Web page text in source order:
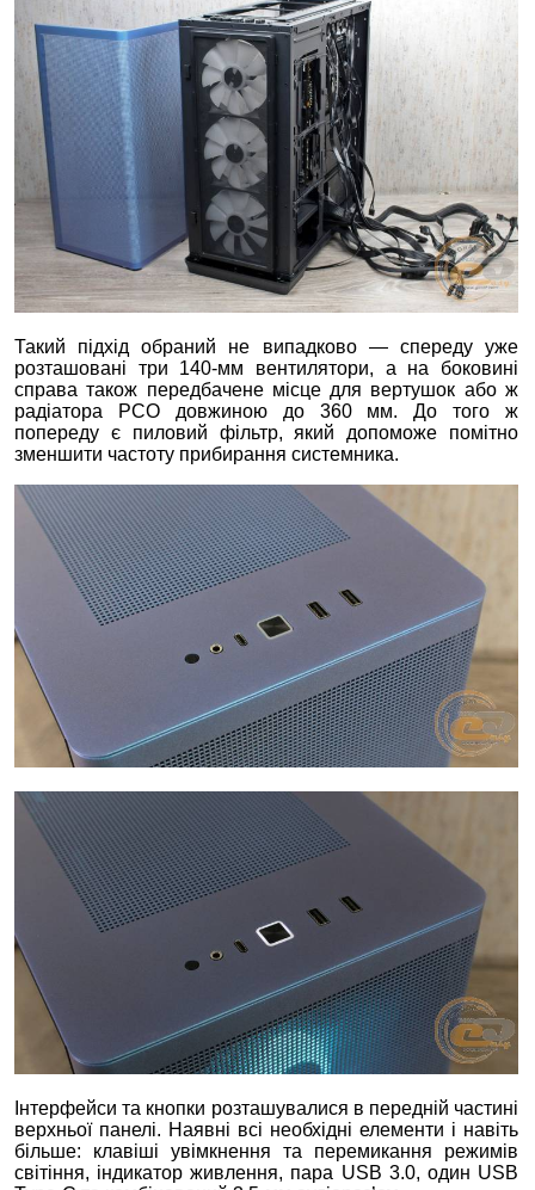
Такий підхід обраний не випадково — спереду уже
розташовані три 140-мм вентилятори, а на боковині
справа також передбачене місце для вертушок або ж
радіатора РСО довжиною до 360 мм. До того ж
попереду є пиловий фільтр, який допоможе помітно
зменшити частоту прибирання системника.
Інтерфейси та кнопки розташувалися в передній частині
верхньої панелі. Наявні всі необхідні елементи і навіть
більше: клавіші увімкнення та перемикання режимів
світіння, індикатор живлення, пара USB 3.0, один USB